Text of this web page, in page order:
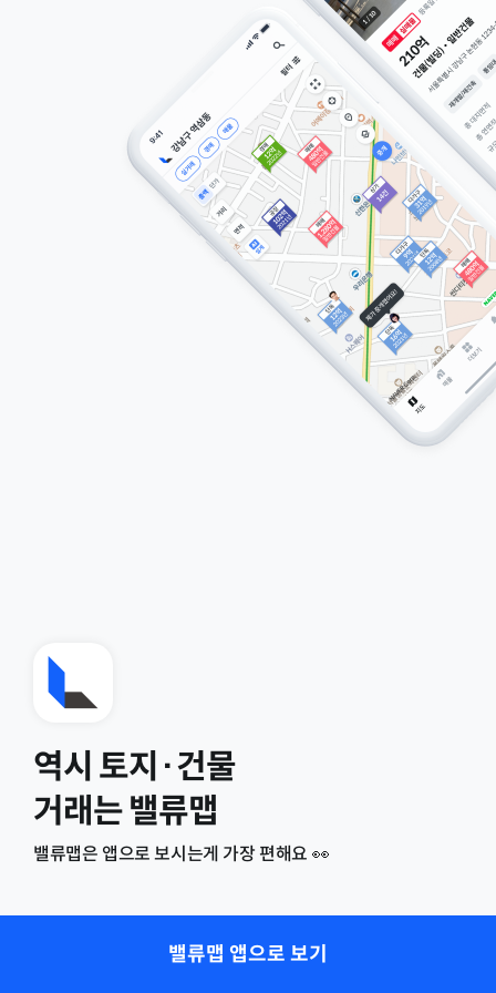
역시 토지·건물
거래는 밸류맵
밸류맵은 앱으로 보시는게 가장 편해요 👀
밸류맵 앱으로 보기